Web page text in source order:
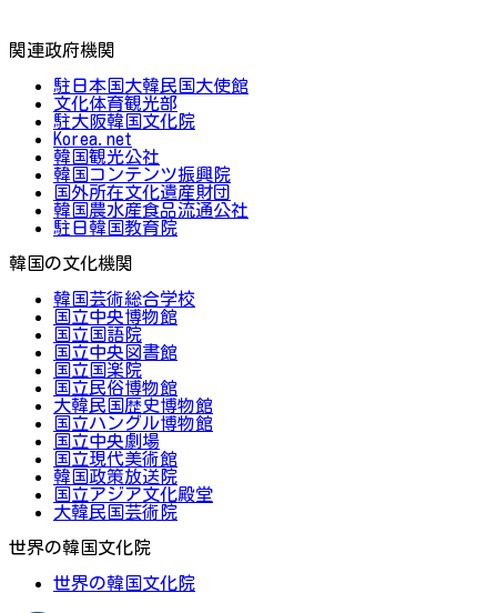
関連政府機関
駐日本国大韓民国大使館
文化体育観光部
駐大阪韓国文化院
Korea.net
韓国観光公社
韓国コンテンツ振興院
国外所在文化遺産財団
韓国農水産食品流通公社
駐日韓国教育院
韓国の文化機関
韓国芸術総合学校
国立中央博物館
国立国語院
国立中央図書館
国立国楽院
国立民俗博物館
大韓民国歴史博物館
国立ハングル博物館
国立中央劇場
国立現代美術館
韓国政策放送院
国立アジア文化殿堂
大韓民国芸術院
世界の韓国文化院
世界の韓国文化院